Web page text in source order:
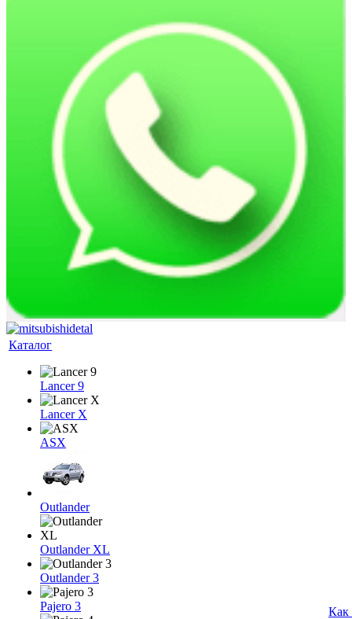
Каталог
Lancer 9
Lancer X
ASX
Outlander
Outlander XL
Outlander 3
Pajero 3 Как